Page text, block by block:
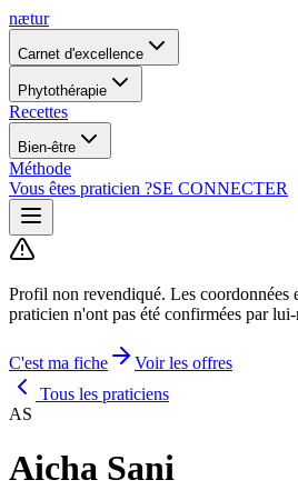
nætur
Carnet d'excellence
Phytothérapie
Recettes
Bien-être
Méthode
Vous êtes praticien ?SE CONNECTER
Profil non revendiqué. Les coordonnées
praticien n'ont pas été confirmées par lui-
C'est ma fiche
Voir les offres
Tous les praticiens
AS
Aicha Sani